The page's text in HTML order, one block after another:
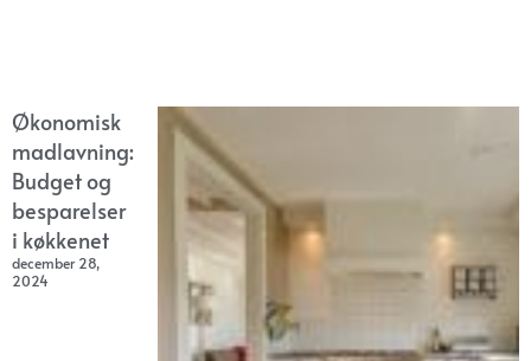
Økonomisk
madlavning:
Budget og
besparelser
i køkkenet
december 28,
2024